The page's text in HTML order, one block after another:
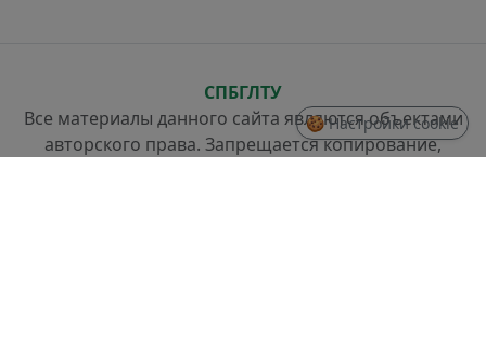
СПБГЛТУ
Все материалы данного сайта являются объектами
авторского права. Запрещается копирование,
🍪 Настройки cookie